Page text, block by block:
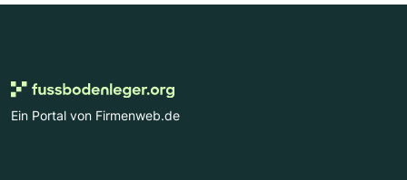
Ein Portal von Firmenweb.de